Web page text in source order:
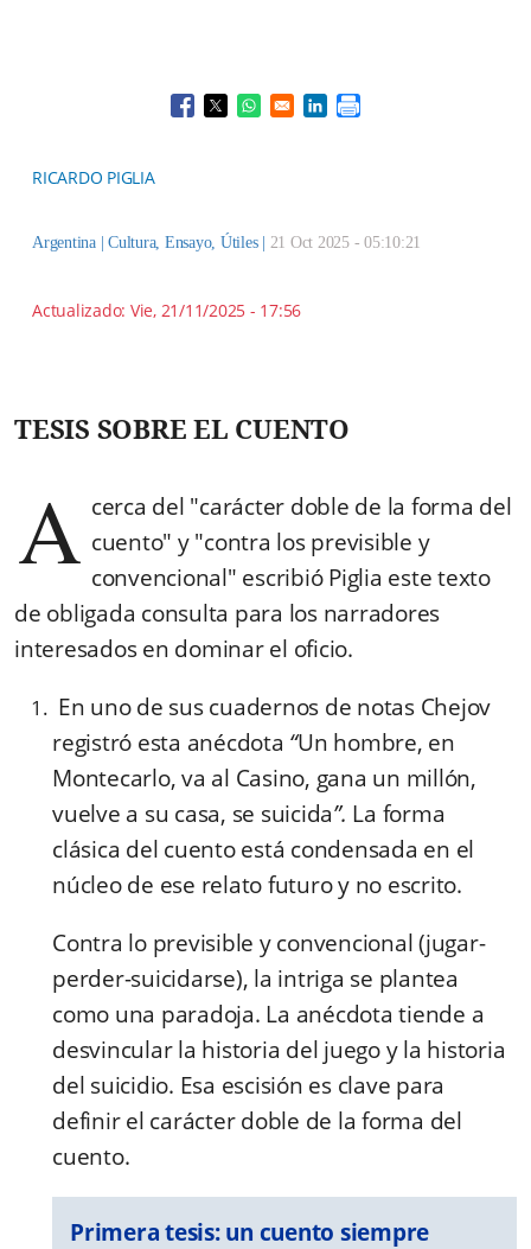
Opens in a new window
Opens in a new window
Opens in a new window
Opens in a new window
RICARDO PIGLIA
Cultura, Ensayo, Útiles 21 Oct 2025 - 05:10:21
Actualizado: Vie, 21/11/2025 - 17:56
TESIS SOBRE EL CUENTO
A cerca del "carácter doble de la forma del
cuento" y "contra los previsible y
convencional" escribió Piglia este texto
de obligada consulta para los narradores
interesados en dominar el oficio.
En uno de sus cuadernos de notas Chejov
registró esta anécdota “Un hombre, en
Montecarlo, va al Casino, gana un millón,
vuelve a su casa, se suicida”. La forma
clásica del cuento está condensada en el
núcleo de ese relato futuro y no escrito.
Contra lo previsible y convencional (jugar-
perder-suicidarse), la intriga se plantea
como una paradoja. La anécdota tiende a
desvincular la historia del juego y la historia
del suicidio. Esa escisión es clave para
definir el carácter doble de la forma del
cuento.
Primera tesis: un cuento siempre